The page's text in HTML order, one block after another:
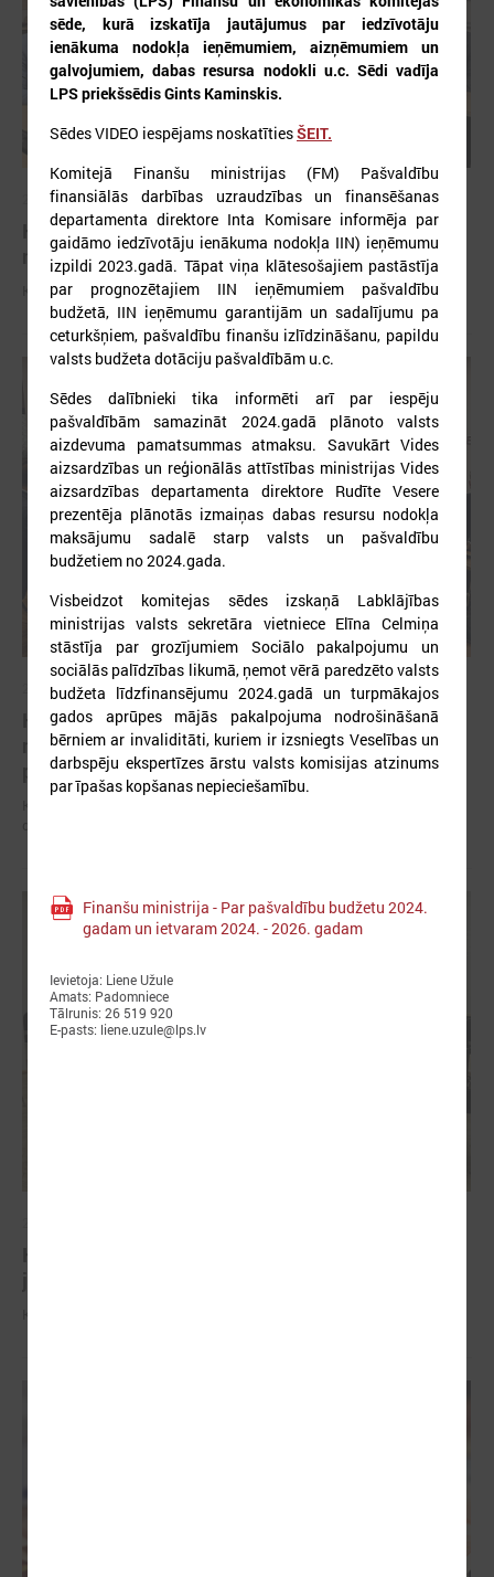
2026. gada 11. jūnijs
Komitejā diskutē par pašvaldību budžetiem un
nodokļu izmaiņām
Komitejā diskutē par pašvaldību budžetiem un nodokļu izmaiņām
2026. gada 20. janvāris
Komitejā sāk diskusiju par iedzīvotāju ienākuma
nodokļa maksātāja darba vietas uzskaites
principiem
sēde, kurā izskatīja jautājumus par iedzīvotāju
ienākuma nodokļa ieņēmumiem, aizņēmumiem un
galvojumiem, dabas resursa nodokli u.c. Sēdi vadīja
LPS priekšsēdis Gints Kaminskis.
Sēdes VIDEO iespējams noskatītiesŠEIT.
Komitejā Finanšu ministrijas (FM) Pašvaldību
finansiālās darbības uzraudzības un finansēšanas
departamenta direktore Inta Komisare informēja par
gaidāmo iedzīvotāju ienākuma nodokļa IIN) ieņēmumu
izpildi 2023.gadā. Tāpat viņa klātesošajiem pastāstīja
par prognozētajiem IIN ieņēmumiem pašvaldību
budžetā, IIN ieņēmumu garantijām un sadalījumu pa
ceturkšņiem, pašvaldību finanšu izlīdzināšanu, papildu
valsts budžeta dotāciju pašvaldībām u.c.
Sēdes dalībnieki tika informēti arī par iespēju
pašvaldībām samazināt 2024.gadā plānoto valsts
aizdevuma pamatsummas atmaksu. Savukārt Vides
aizsardzības un reģionālās attīstības ministrijas Vides
aizsardzības departamenta direktore Rudīte Vesere
prezentēja plānotās izmaiņas dabas resursu nodokļa
maksājumu sadalē starp valsts un pašvaldību
budžetiem no 2024.gada.
Visbeidzot komitejas sēdes izskaņā Labklājības
ministrijas valsts sekretāra vietniece Elīna Celmiņa
stāstīja par grozījumiem Sociālo pakalpojumu un
sociālās palīdzības likumā, ņemot vērā paredzēto valsts
budžeta līdzfinansējumu 2024.gadā un turpmākajos
gados aprūpes mājās pakalpojuma nodrošināšanā
bērniem ar invaliditāti, kuriem ir izsniegts Veselības un
darbspēju ekspertīzes ārstu valsts komisijas atzinums
par īpašas kopšanas nepieciešamību.
Finanšu ministrija - Par pašvaldību budžetu 2024.
gadam un ietvaram 2024. - 2026. gadam
Ievietoja: Liene Užule
Amats: Padomniece
Tālrunis: 26 519 920
E-pasts: liene.uzule@lps.lv